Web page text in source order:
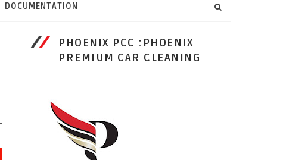
DOCUMENTATION
PHOENIX PCC :PHOENIX
PREMIUM CAR CLEANING